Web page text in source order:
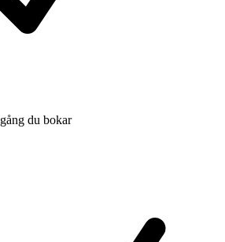
du bokar